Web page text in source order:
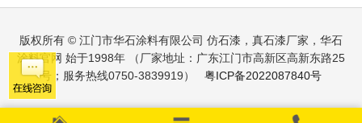
版权所有 © 江门市华石涂料有限公司 仿石漆，真石漆厂家，华石
涂料官网 始于1998年 （厂家地址：广东江门市高新区高新东路25
号；服务热线0750-3839919） 粤ICP备2022087840号